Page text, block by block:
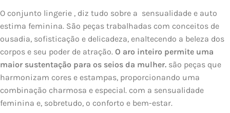
O conjunto lingerie , diz tudo sobre a sensualidade e auto
estima feminina. São peças trabalhadas com conceitos de
ousadia, sofisticação e delicadeza, enaltecendo a beleza dos
corpos e seu poder de atração. O aro inteiro permite uma
maior sustentação para os seios da mulher. são peças que
harmonizam cores e estampas, proporcionando uma
combinação charmosa e especial. com a sensualidade
feminina e, sobretudo, o conforto e bem-estar.